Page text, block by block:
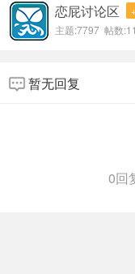
恋屁讨论区
主题:7797 帖数:
暂无回复
0回